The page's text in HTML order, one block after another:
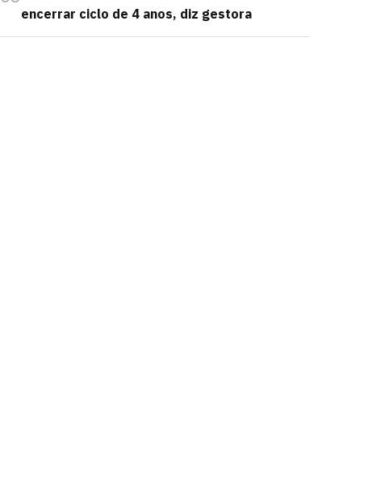
encerrar ciclo de 4 anos, diz gestora